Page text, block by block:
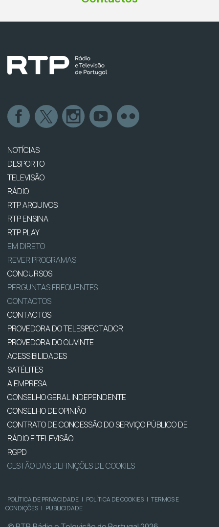
NOTÍCIAS
DESPORTO
TELEVISÃO
RÁDIO
RTP ARQUIVOS
RTP ENSINA
RTP PLAY
EM DIRETO
REVER PROGRAMAS
CONCURSOS
PERGUNTAS FREQUENTES
CONTACTOS
CONTACTOS
PROVEDORA DO TELESPECTADOR
PROVEDORA DO OUVINTE
ACESSIBILIDADES
SATÉLITES
A EMPRESA
CONSELHO GERAL INDEPENDENTE
CONSELHO DE OPINIÃO
CONTRATO DE CONCESSÃO DO SERVIÇO PÚBLICO DE
RÁDIO E TELEVISÃO
RGPD
GESTÃO DAS DEFINIÇÕES DE COOKIES
POLÍTICA DE PRIVACIDADE | POLÍTICA DE COOKIES | TERMOS E
CONDIÇÕES | PUBLICIDADE